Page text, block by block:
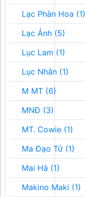
Lạc Phàn Hoa (1)
Lạc Ảnh (5)
Lục Lam (1)
Lục Nhân (1)
M MT (6)
MNĐ (3)
MT. Cowie (1)
Ma Đạo Tử (1)
Mai Hà (1)
Makino Maki (1)